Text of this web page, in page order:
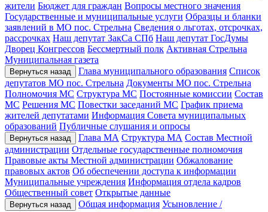
жители Бюджет для граждан Вопросы местного значения
Государственные и муниципальные услуги Образцы и бланки
заявлений в МО пос. Стрельна Сведения о льготах, отсрочках,
рассрочках Наш депутат ЗакСа СПб Наш депутат ГосДумы
Дворец Конгрессов Бессмертный полк Активная Стрельна
Муниципальная газета
Вернуться назад Глава муниципального образования Список
депутатов МО пос. Стрельна Документы МО пос. Стрельна
Полномочия МС Структура МС Постоянные комиссии Состав
МС Решения МС Повестки заседаний МС График приема
жителей депутатами Информация Совета муниципальных
образований Публичные слушания и опросы
Вернуться назад Глава МА Структура МА Состав Местной
администрации Отдельные государственные полномочия
Правовые акты Местной администрации Обжалование
правовых актов Об обеспечении доступа к информации
Муниципальные учреждения Информация отдела кадров
Общественный совет Открытые данные
Вернуться назад Общая информация Усыновление /